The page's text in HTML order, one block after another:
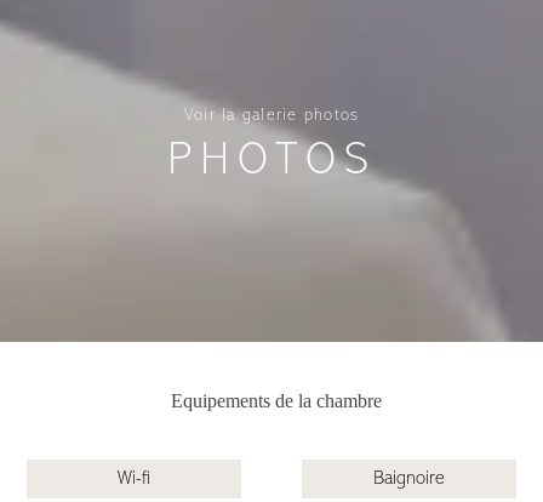
Voir la galerie photos
PHOTOS
Equipements de la chambre
Wi-fi Baignoire